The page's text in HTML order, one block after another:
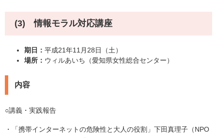
(3) 情報モラル対応講座
期日： 平成21年11月28日（土）
場所： ウィルあいち（愛知県女性総合センター）
内容
○講義・実践報告
・「携帯インターネットの危険性と大人の役割」下田真理子（NPO